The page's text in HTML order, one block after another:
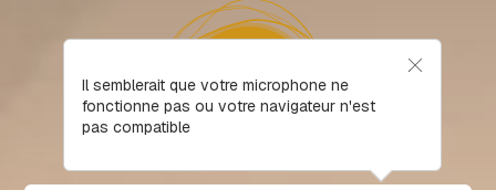
Il semblerait que votre microphone ne
fonctionne pas ou votre navigateur n'est
pas compatible